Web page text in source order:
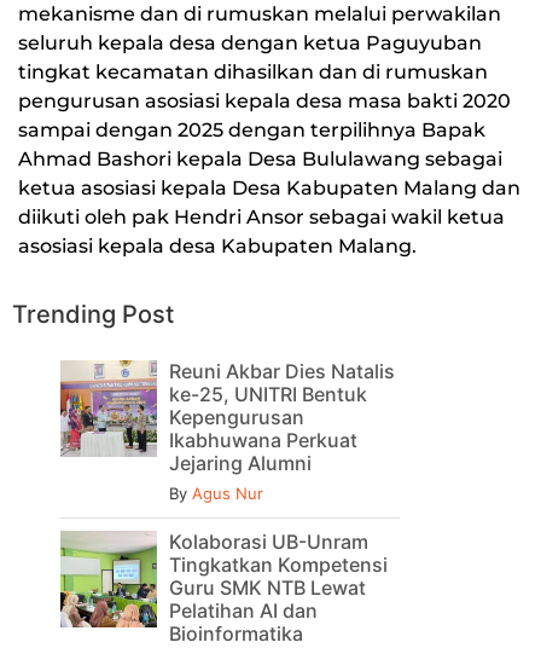
mekanisme dan di rumuskan melalui perwakilan
seluruh kepala desa dengan ketua Paguyuban
tingkat kecamatan dihasilkan dan di rumuskan
pengurusan asosiasi kepala desa masa bakti 2020
sampai dengan 2025 dengan terpilihnya Bapak
Ahmad Bashori kepala Desa Bululawang sebagai
ketua asosiasi kepala Desa Kabupaten Malang dan
diikuti oleh pak Hendri Ansor sebagai wakil ketua
asosiasi kepala desa Kabupaten Malang.
Trending Post
Reuni Akbar Dies Natalis
ke-25, UNITRI Bentuk
Kepengurusan
Ikabhuwana Perkuat
Jejaring Alumni
By Agus Nur
Kolaborasi UB-Unram
Tingkatkan Kompetensi
Guru SMK NTB Lewat
Pelatihan AI dan
Bioinformatika